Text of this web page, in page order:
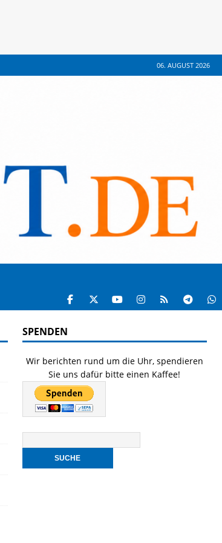
06. AUGUST 2026
SPENDEN
Wir berichten rund um die Uhr, spendieren
Sie uns dafür bitte einen Kaffee!